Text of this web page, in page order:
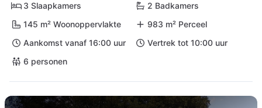
3 Slaapkamers
2 Badkamers
145 m² Woonoppervlakte
983 m² Perceel
Aankomst vanaf 16:00 uur
Vertrek tot 10:00 uur
6 personen